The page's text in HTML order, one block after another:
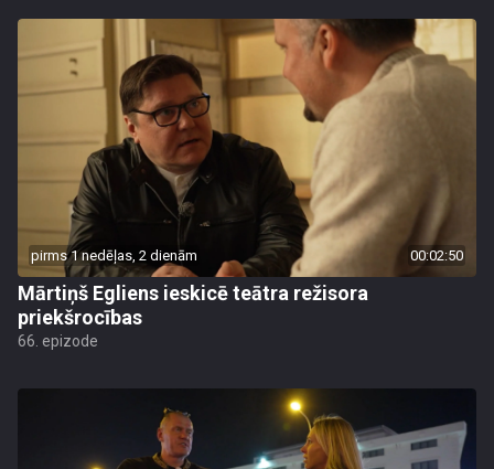
pirms 1 nedēļas, 2 dienām 00:02:50
Mārtiņš Egliens ieskicē teātra režisora
priekšrocības
66. epizode